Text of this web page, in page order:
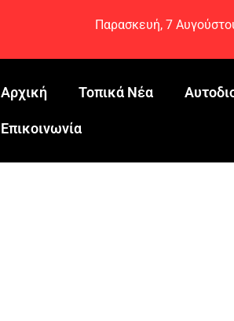
Παρασκευή, 7
Αρχική Τοπικά Νέα
Eπικοινωνία